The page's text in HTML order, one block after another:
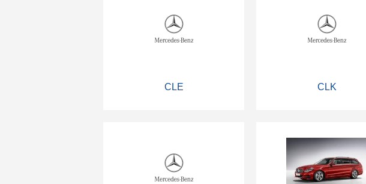
CLE CLK